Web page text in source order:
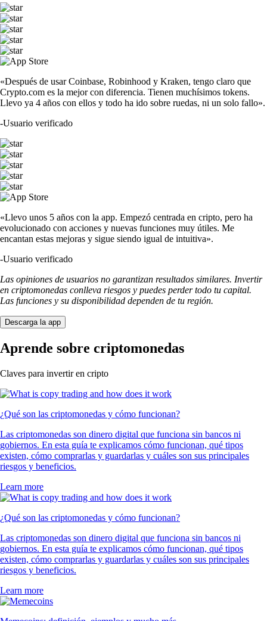
«Después de usar Coinbase, Robinhood y Kraken, tengo claro que
Crypto.com es la mejor con diferencia. Tienen muchísimos tokens.
Llevo ya 4 años con ellos y todo ha ido sobre ruedas, ni un solo fallo».
-Usuario verificado
«Llevo unos 5 años con la app. Empezó centrada en cripto, pero ha
evolucionado con acciones y nuevas funciones muy útiles. Me
encantan estas mejoras y sigue siendo igual de intuitiva».
-Usuario verificado
Las opiniones de usuarios no garantizan resultados similares. Invertir
en criptomonedas conlleva riesgos y puedes perder todo tu capital.
Las funciones y su disponibilidad dependen de tu región.
Descarga la app
Aprende sobre criptomonedas
Claves para invertir en cripto
¿Qué son las criptomonedas y cómo funcionan?
Las criptomonedas son dinero digital que funciona sin bancos ni
gobiernos. En esta guía te explicamos cómo funcionan, qué tipos
existen, cómo comprarlas y guardarlas y cuáles son sus principales
riesgos y beneficios.
Learn more
¿Qué son las criptomonedas y cómo funcionan?
Las criptomonedas son dinero digital que funciona sin bancos ni
gobiernos. En esta guía te explicamos cómo funcionan, qué tipos
existen, cómo comprarlas y guardarlas y cuáles son sus principales
riesgos y beneficios.
Learn more